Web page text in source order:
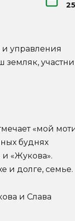
управления
земляк,
«мой
буднях
и «Жукова».
и долге, семье.
и Слава